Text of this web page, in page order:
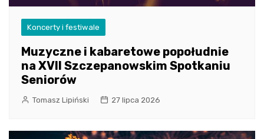
Koncerty i festiwale
Muzyczne i kabaretowe popołudnie
na XVII Szczepanowskim Spotkaniu
Seniorów
Tomasz Lipiński 27 lipca 2026